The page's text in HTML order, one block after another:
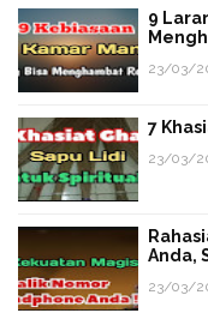
9
23/03/
7
23/03/
Anda,
23/03/